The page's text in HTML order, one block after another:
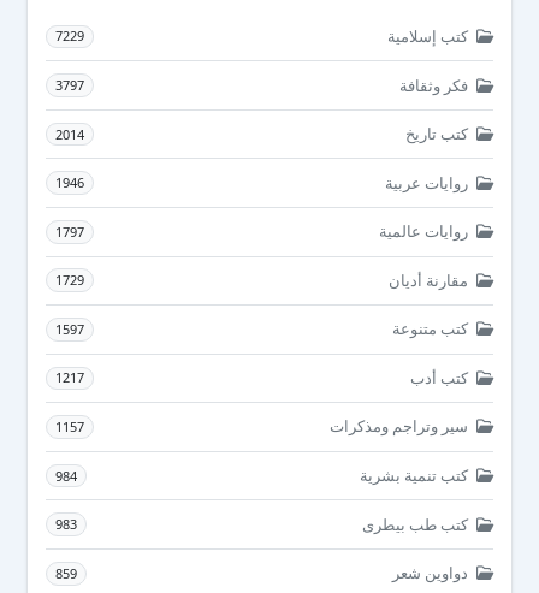
كتب إسلامية 7229
فكر وثقافة 3797
كتب تاريخ 2014
روايات عربية 1946
روايات عالمية 1797
مقارنة أديان 1729
كتب متنوعة 1597
كتب أدب 1217
سير وتراجم ومذكرات 1157
كتب تنمية بشرية 984
كتب طب بيطرى 983
دواوين شعر 859